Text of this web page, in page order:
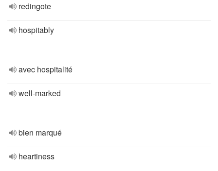
redingote
hospitably
avec hospitalité
well-marked
bien marqué
heartiness